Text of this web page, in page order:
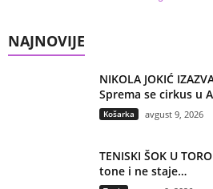
NAJNOVIJE
NIKOLA JOKIĆ
Sprema se cirkus u
Košarka avgust 9, 2026
TENISKI ŠOK U
tone i ne staje…